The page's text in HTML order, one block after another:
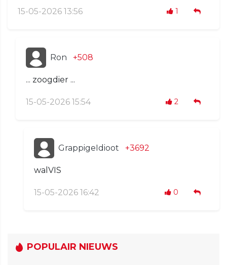
15-05-2026 13:56 1
Ron +508
... zoogdier ...
15-05-2026 15:54 2
GrappigeIdioot +3692
walVIS
15-05-2026 16:42 0
POPULAIR NIEUWS